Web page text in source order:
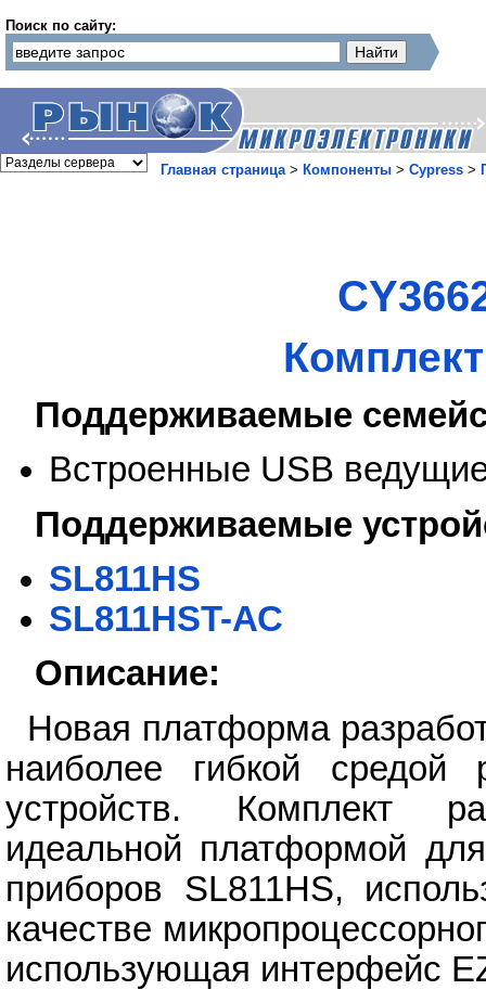
Поиск по сайту:
Главная страница> Компоненты > Cypress >
Поддерживаемые
Встроенные USB
Поддерживаемые
SL811HS
SL811HST-АС
Описание:
Новая платформа
наиболее гибкой средой
устройств. Комплект
идеальной платформой
приборов SL811HS,
качестве
использующая интерфейс